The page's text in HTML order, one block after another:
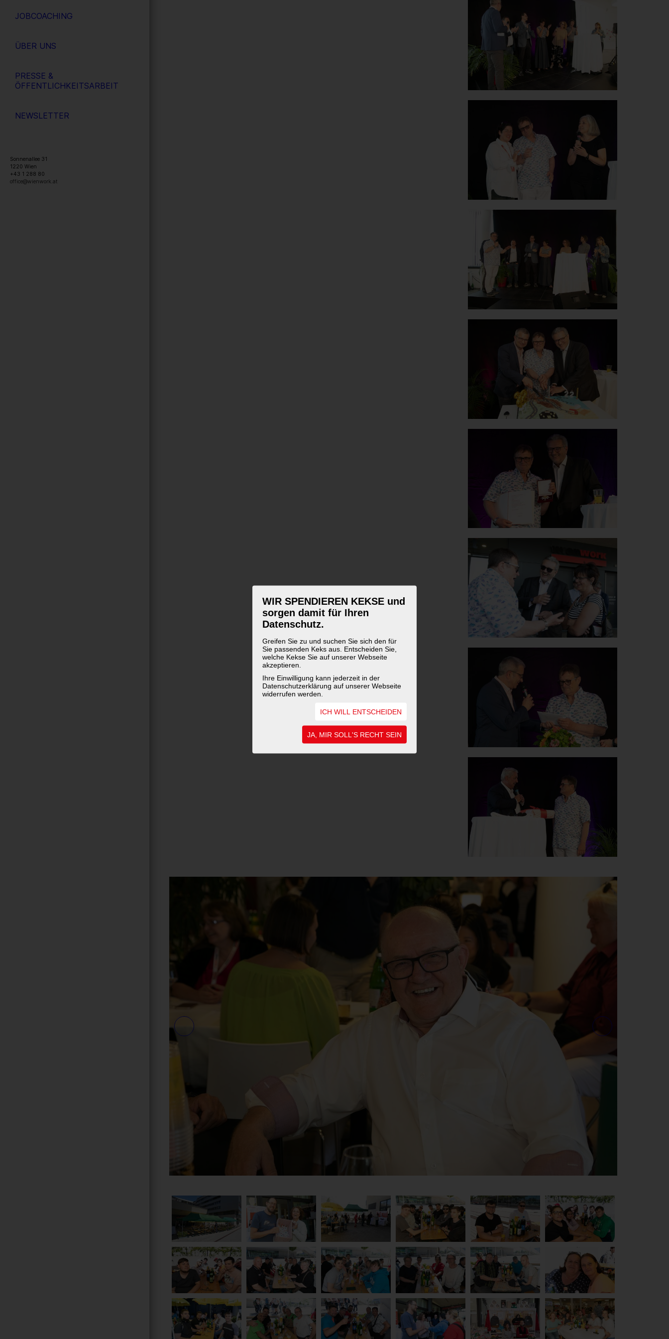
WIR SPENDIEREN KEKSE und
sorgen damit für Ihren
Datenschutz.
Greifen Sie zu und suchen Sie sich den für
Sie passenden Keks aus. Entscheiden Sie,
welche Kekse Sie auf unserer Webseite
akzeptieren.
Ihre Einwilligung kann jederzeit in der
Datenschutzerklärung auf unserer Webseite
widerrufen werden.
ICH WILL ENTSCHEIDEN
JA, MIR SOLL'S RECHT SEIN
JOBCOACHING
ÜBER UNS
PRESSE &
ÖFFENTLICHKEITSARBEIT
NEWSLETTER
Sonnenallee 31
1220 Wien
+43 1 288 80
office@wienwork.at